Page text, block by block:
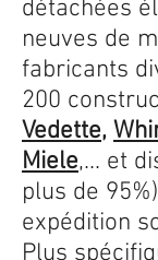
détachées
neuves de
fabricants
200
Vedette,
Miele,... et
plus de
expédition
Plus